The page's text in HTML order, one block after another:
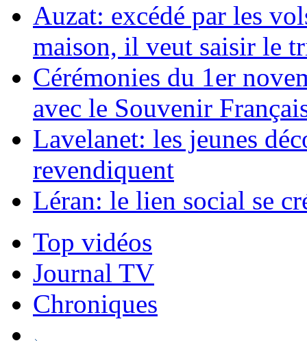
Auzat: excédé par les
maison, il veut saisir le
Cérémonies du 1er
avec le Souvenir
Lavelanet: les jeunes
revendiquent
Léran: le lien social se
Top vidéos
Journal TV
Chroniques